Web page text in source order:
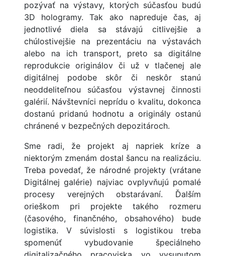
pozývať na výstavy, ktorých súčasťou budú
3D hologramy. Tak ako napreduje čas, aj
jednotlivé diela sa stávajú citlivejšie a
chúlostivejšie na prezentáciu na výstavách
alebo na ich transport, preto sa digitálne
reprodukcie originálov či už v tlačenej ale
digitálnej podobe skôr či neskôr stanú
neoddeliteľnou súčasťou výstavnej činnosti
galérií. Návštevníci neprídu o kvalitu, dokonca
dostanú pridanú hodnotu a originály ostanú
chránené v bezpečných depozitároch.
Sme radi, že projekt aj napriek kríze a
niektorým zmenám dostal šancu na realizáciu.
Treba povedať, že národné projekty (vrátane
Digitálnej galérie) najviac ovplyvňujú pomalé
procesy verejných obstarávaní. Ďalším
orieškom pri projekte takého rozmeru
(časového, finančného, obsahového) bude
logistika. V súvislosti s logistikou treba
spomenúť vybudovanie špeciálneho